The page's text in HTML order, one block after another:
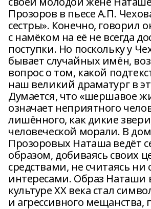
Прозоров в пьесе А.П.
сестры». Конечно, говорил
с намёком на её не всегда
поступки. Но поскольку у
бывает случайных имён,
вопрос о том, какой
наш великий драматург в
Думается, что «шершавое
означает неприятного
лишённого, как дикие
человеческой морали. В
Прозоровых Наташа ведёт
образом, добиваясь своих
средствами, не считаясь ни
интересами. Образ Наташи
культуре ХХ века стал
и агрессивного